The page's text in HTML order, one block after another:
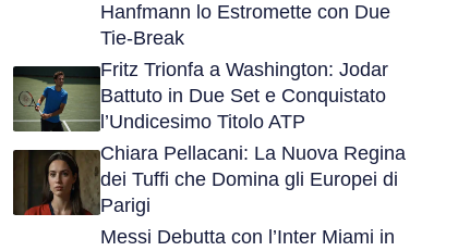
Hanfmann lo Estromette con Due
Tie-Break
Fritz Trionfa a Washington: Jodar
Battuto in Due Set e Conquistato
l’Undicesimo Titolo ATP
Chiara Pellacani: La Nuova Regina
dei Tuffi che Domina gli Europei di
Parigi
Messi Debutta con l’Inter Miami in